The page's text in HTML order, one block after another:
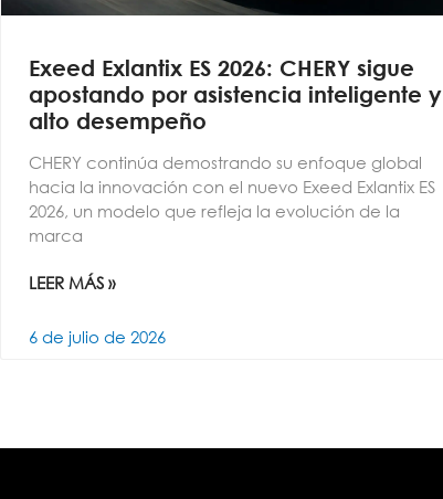
Exeed Exlantix ES 2026: CHERY sigue
apostando por asistencia inteligente y
alto desempeño
CHERY continúa demostrando su enfoque global
hacia la innovación con el nuevo Exeed Exlantix ES
2026, un modelo que refleja la evolución de la
marca
LEER MÁS »
6 de julio de 2026